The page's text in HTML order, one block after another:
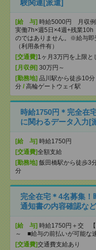
験関連[派遣]
[給 与] 時給5000円 月収
実働7h×週5日×4週+残業
のではありません。※給与即
（利用条件有）
[交通費] 1ヶ月3万円を上限と
[月収例] 30万円～
[勤務地] 品川駅から徒歩10分
分 / 高輪ゲートウェイ駅
時給1750円＊完全在
に関わるデータ入力[
[給 与] 時給1750円
[交通費]全額支給
[勤務地] 飯田橋駅から徒歩3
分
完全在宅＊4名募集
通知書の内容確認な
[給 与] 時給1750円＋交 【
～ ■給与の前払いが可能な
[交通費]交通費支給あり